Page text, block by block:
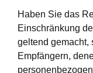
Haben Sie das
Einschränkung
geltend gemacht,
Empfängern,